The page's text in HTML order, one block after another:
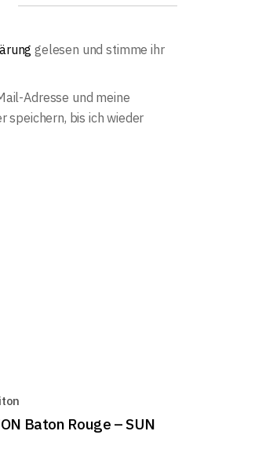
gelesen und stimme ihr
Adresse und meine
speichern, bis ich wieder
Baton Rouge – SUN